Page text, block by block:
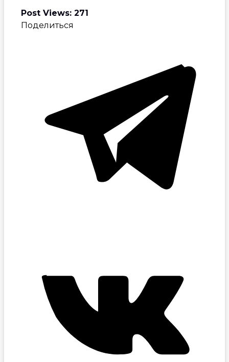
Post Views: 271
Поделиться